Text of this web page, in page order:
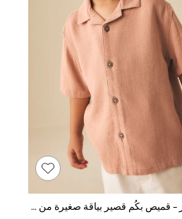
بني مائل للأحمر - قميص بكُم قصير بياقة صغيرة من مزيج كتان (3شهر-7سنة)